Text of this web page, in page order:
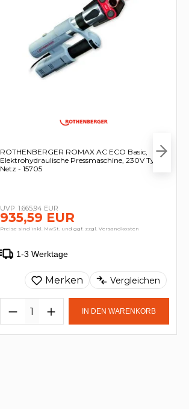
ROTHENBERGER ROMAX AC ECO Basic,
Elektrohydraulische Pressmaschine, 230V Typ C
Netz - 15705
1.665,94 EUR
935,59 EUR
Preise sind inkl. MwSt. und ggf. zzgl. Versandkosten
1-3 Werktage
Merken Vergleichen
IN DEN WARENKORB